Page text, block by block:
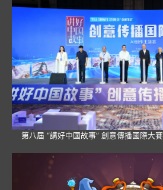
第八屆 “講好中國故事” 創意傳播國際大